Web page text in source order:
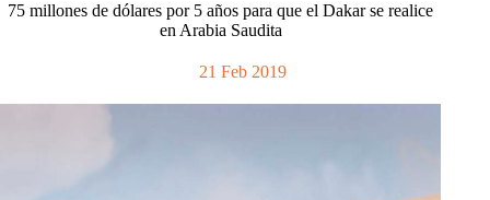
75 millones de dólares por 5 años para que el Dakar se realice
en Arabia Saudita
21 Feb 2019